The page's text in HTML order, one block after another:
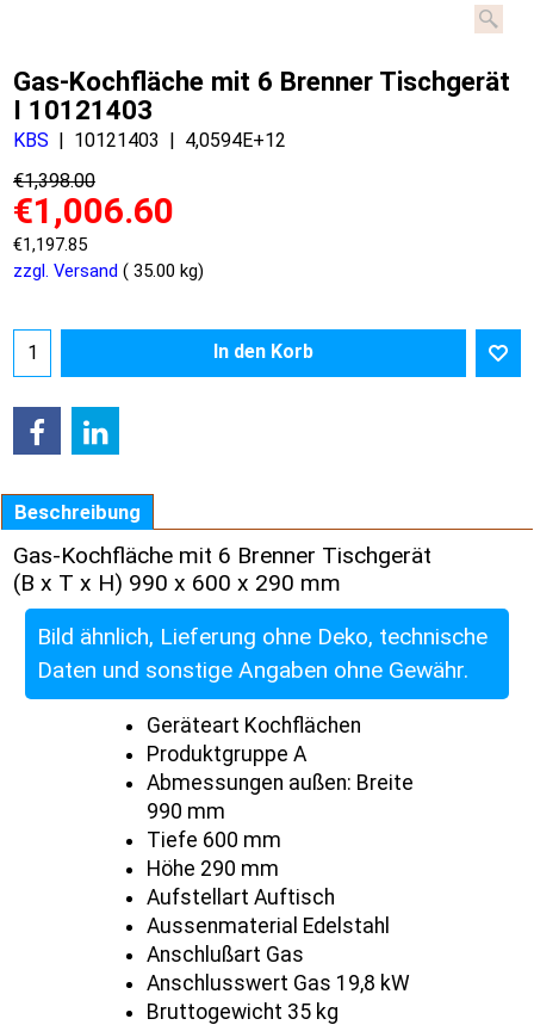
Gas-Kochfläche mit 6 Brenner Tischgerät
I 10121403
KBS 10121403
4,0594E+12
€1,398.00
€1,006.60
€1,197.85
zzgl. Versand
35.00 kg
In den Korb
Beschreibung
Gas-Kochfläche mit 6 Brenner Tischgerät
(B x T x H) 990 x 600 x 290 mm
Bild ähnlich, Lieferung ohne Deko, technische
Daten und sonstige Angaben ohne Gewähr.
Geräteart Kochflächen
Produktgruppe A
Abmessungen außen: Breite
990 mm
Tiefe 600 mm
Höhe 290 mm
Aufstellart Auftisch
Aussenmaterial Edelstahl
Anschlußart Gas
Anschlusswert Gas 19,8 kW
Bruttogewicht 35 kg